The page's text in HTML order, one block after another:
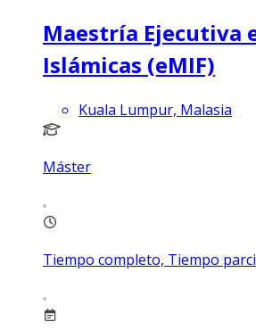
Maestría Ejecutiva
Islámicas (eMIF)
Kuala Lumpur, Malasia
Máster
Tiempo completo, Tiempo